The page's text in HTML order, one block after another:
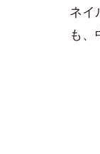
ネイ
も、